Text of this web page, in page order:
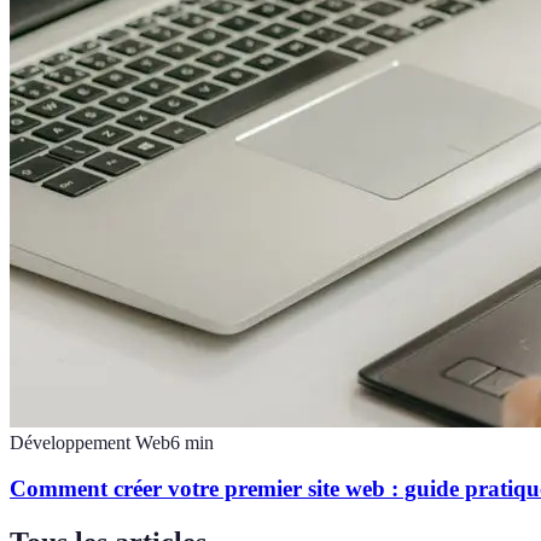
Développement Web6 min
Comment créer votre premier site web : guide